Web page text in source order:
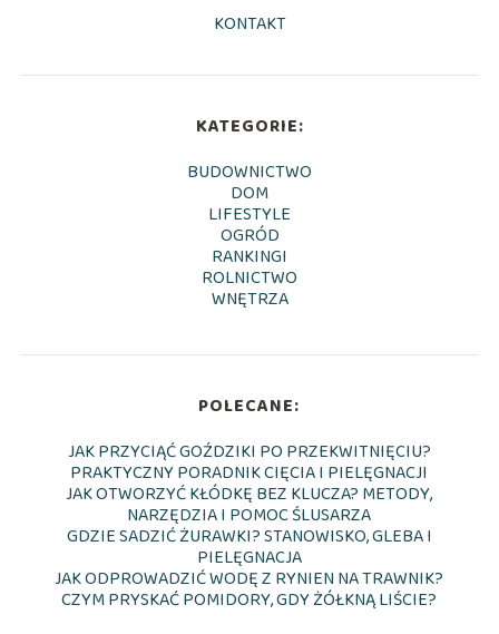
KONTAKT
KATEGORIE:
BUDOWNICTWO
DOM
LIFESTYLE
OGRÓD
RANKINGI
ROLNICTWO
WNĘTRZA
POLECANE:
JAK PRZYCIĄĆ GOŹDZIKI PO PRZEKWITNIĘCIU?
PRAKTYCZNY PORADNIK CIĘCIA I PIELĘGNACJI
JAK OTWORZYĆ KŁÓDKĘ BEZ KLUCZA? METODY,
NARZĘDZIA I POMOC ŚLUSARZA
GDZIE SADZIĆ ŻURAWKI? STANOWISKO, GLEBA I
PIELĘGNACJA
JAK ODPROWADZIĆ WODĘ Z RYNIEN NA TRAWNIK?
CZYM PRYSKAĆ POMIDORY, GDY ŻÓŁKNĄ LIŚCIE?